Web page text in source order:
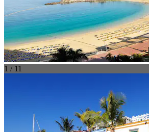
1 / 11